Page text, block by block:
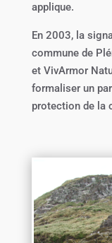
applique.
En 2003, la
commune de
et VivArmor
formaliser un
protection de la